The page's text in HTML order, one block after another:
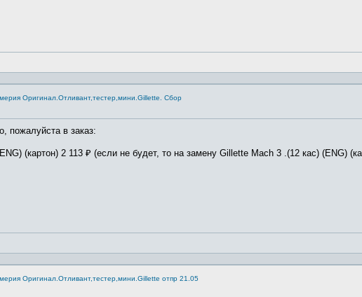
Оригинал.Отливант,тестер,мини.Gillette. Сбор
пожалуйста в заказ:
(картон) 2 113 ₽ (если не будет, то на замену Gillette Mach 3 .(12 кас) (ENG)
Оригинал.Отливант,тестер,мини.Gillette отпр 21.05